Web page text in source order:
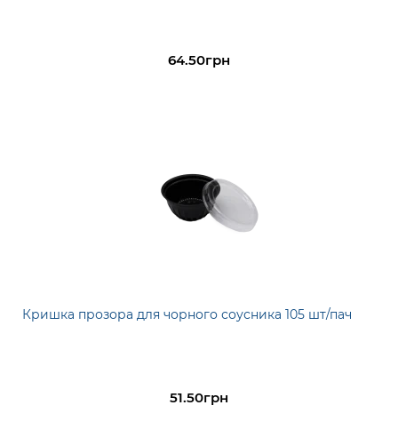
64.50грн
Кришка прозора для чорного соусника 105 шт/пач
51.50грн